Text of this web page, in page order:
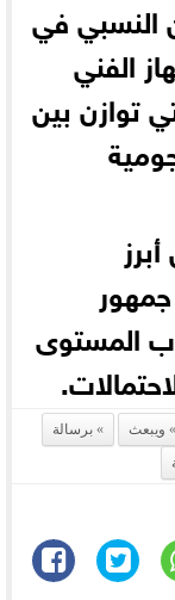
النسبي في
الفني
توازن بين
المستوى
ويبعث
برسالة